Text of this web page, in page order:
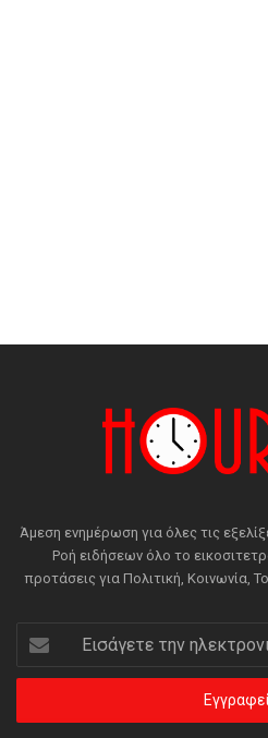
Άμεση ενημέρωση για όλες τις
Ροή ειδήσεων όλο το
προτάσεις για Πολιτική, Κοινωνία,
Εισάγετε
την
ηλεκτρονική
διεύθυνση